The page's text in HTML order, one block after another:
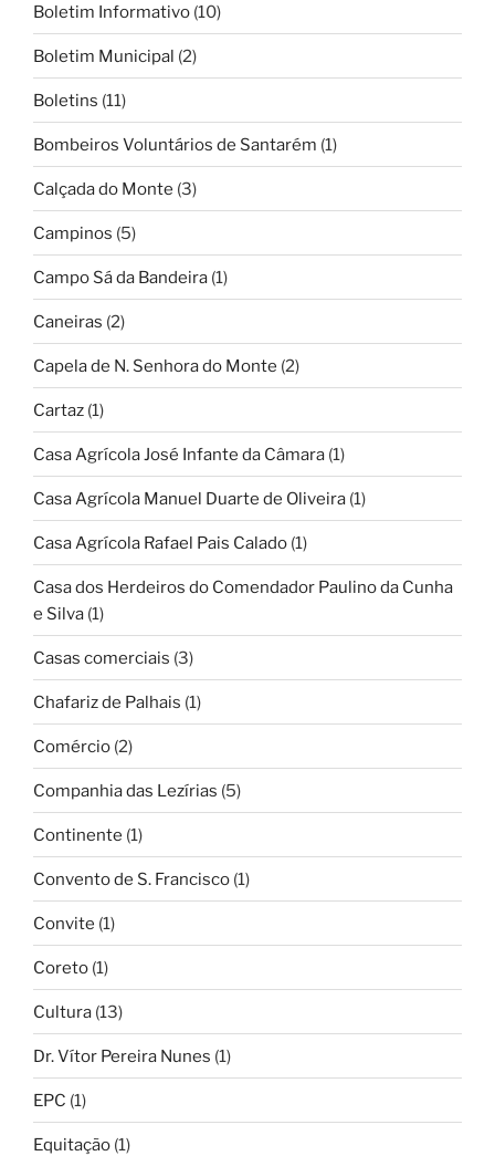
Boletim Informativo (10)
Boletim Municipal (2)
Boletins (11)
Bombeiros Voluntários de Santarém (1)
Calçada do Monte (3)
Campinos (5)
Campo Sá da Bandeira (1)
Caneiras (2)
Capela de N. Senhora do Monte (2)
Cartaz (1)
Casa Agrícola José Infante da Câmara (1)
Casa Agrícola Manuel Duarte de Oliveira (1)
Casa Agrícola Rafael Pais Calado (1)
Casa dos Herdeiros do Comendador Paulino da Cunha
e Silva (1)
Casas comerciais (3)
Chafariz de Palhais (1)
Comércio (2)
Companhia das Lezírias (5)
Continente (1)
Convento de S. Francisco (1)
Convite (1)
Coreto (1)
Cultura (13)
Dr. Vítor Pereira Nunes (1)
EPC (1)
Equitação (1)